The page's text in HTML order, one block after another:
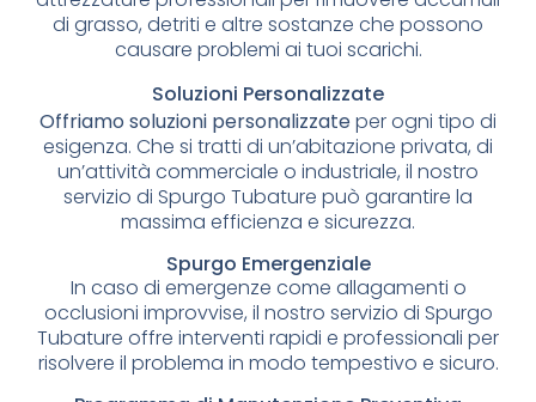
di grasso, detriti e altre sostanze che possono
causare problemi ai tuoi scarichi.
Soluzioni Personalizzate
Offriamo soluzioni personalizzateper ogni tipo di
esigenza. Che si tratti di un’abitazione privata, di
un’attività commerciale o industriale, il nostro
servizio di Spurgo Tubature può garantire la
massima efficienza e sicurezza.
Spurgo Emergenziale
In caso di emergenze come allagamenti o
occlusioni improvvise, il nostro servizio di Spurgo
Tubature offre interventi rapidi e professionali per
risolvere il problema in modo tempestivo e sicuro.